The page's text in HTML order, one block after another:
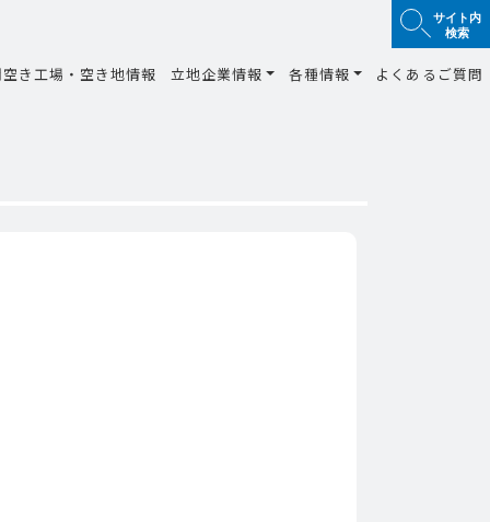
サイト内
検索
空き工場・空き地情報 立地企業情報 各種情報 よくあるご質問